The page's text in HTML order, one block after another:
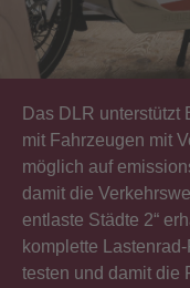
Das DLR unterstützt
mit Fahrzeugen mit
möglich auf
damit die
entlaste Städte 2“
komplette
testen und damit die